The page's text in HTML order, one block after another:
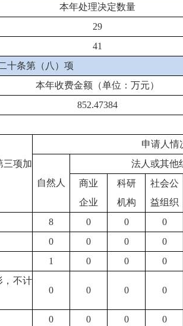
本年处理决定数量
29
41
十条第（八）项
本年收费金额（单位：万元）
852.47384
三项加
申请人情
自然人
法人或其他
商业
企业
科研
机构
社会公
益组织
8 0 0 0
0 0 0 0
1 0 0 0
，不计
0 0 0 0
0 0 0 0